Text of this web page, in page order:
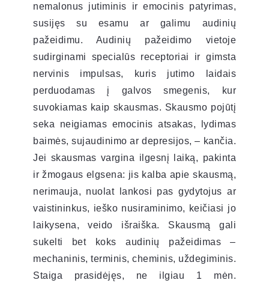
nemalonus jutiminis ir emocinis patyrimas,
susijęs su esamu ar galimu audinių
pažeidimu. Audinių pažeidimo vietoje
sudirginami specialūs receptoriai ir gimsta
nervinis impulsas, kuris jutimo laidais
perduodamas į galvos smegenis, kur
suvokiamas kaip skausmas. Skausmo pojūtį
seka neigiamas emocinis atsakas, lydimas
baimės, sujaudinimo ar depresijos, – kančia.
Jei skausmas vargina ilgesnį laiką, pakinta
ir žmogaus elgsena: jis kalba apie skausmą,
nerimauja, nuolat lankosi pas gydytojus ar
vaistininkus, ieško nusiraminimo, keičiasi jo
laikysena, veido išraiška. Skausmą gali
sukelti bet koks audinių pažeidimas –
mechaninis, terminis, cheminis, uždegiminis.
Staiga prasidėjęs, ne ilgiau 1 mėn.